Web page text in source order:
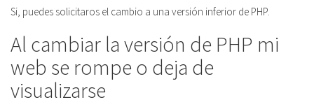
Si, puedes solicitaros el cambio a una versión inferior de PHP.
Al cambiar la versión de PHP mi
web se rompe o deja de
visualizarse